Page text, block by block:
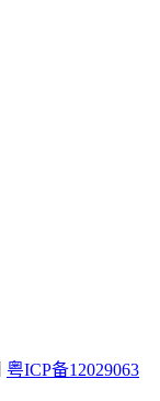
粤ICP备12029063